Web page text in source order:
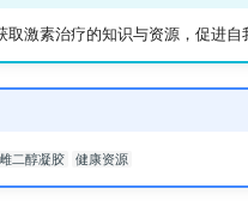
激素治疗的知识与资源，促进自
雌二醇凝胶 健康资源